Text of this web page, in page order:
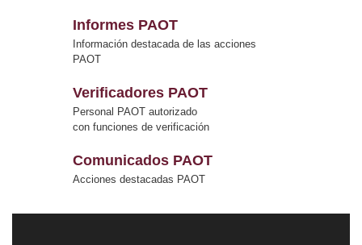
Informes PAOT
Información destacada de las acciones
PAOT
Verificadores PAOT
Personal PAOT autorizado
con funciones de verificación
Comunicados PAOT
Acciones destacadas PAOT